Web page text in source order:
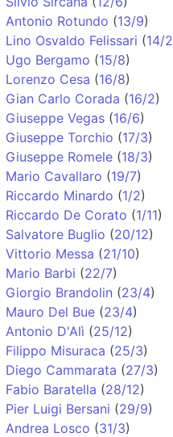
Antonio Rotundo (13/9)
Lino Osvaldo Felissari (14/2
Ugo Bergamo (15/8)
Lorenzo Cesa (16/8)
Gian Carlo Corada (16/2)
Giuseppe Vegas (16/6)
Giuseppe Torchio (17/3)
Giuseppe Romele (18/3)
Mario Cavallaro (19/7)
Riccardo Minardo (1/2)
Riccardo De Corato (1/11)
Salvatore Buglio (20/12)
Vittorio Messa (21/10)
Mario Barbi (22/7)
Giorgio Brandolin (23/4)
Mauro Del Bue (23/4)
Antonio D'Alì (25/12)
Filippo Misuraca (25/3)
Diego Cammarata (27/3)
Fabio Baratella (28/12)
Pier Luigi Bersani (29/9)
Andrea Losco (31/3)